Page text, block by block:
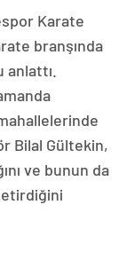
Karate
branşında
Bilal Gültekin,
ve bunun da